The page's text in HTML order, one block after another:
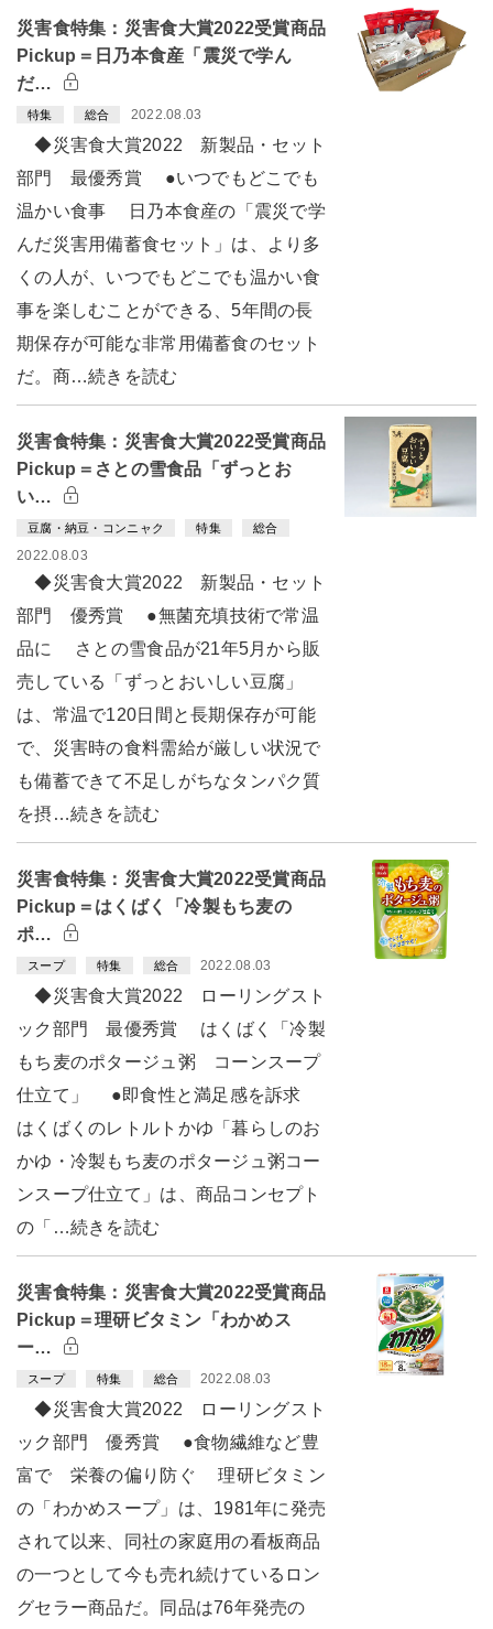
災害食特集：災害食大賞2022受賞商品
Pickup＝日乃本食産「震災で学ん
だ…
特集 総合 2022.08.03
◆災害食大賞2022 新製品・セット
部門 最優秀賞 ●いつでもどこでも
温かい食事 日乃本食産の「震災で学
んだ災害用備蓄食セット」は、より多
くの人が、いつでもどこでも温かい食
事を楽しむことができる、5年間の長
期保存が可能な非常用備蓄食のセット
だ。商…続きを読む
災害食特集：災害食大賞2022受賞商品
Pickup＝さとの雪食品「ずっとお
い…
豆腐・納豆・コンニャク 特集 総合
2022.08.03
◆災害食大賞2022 新製品・セット
部門 優秀賞 ●無菌充填技術で常温
品に さとの雪食品が21年5月から販
売している「ずっとおいしい豆腐」
は、常温で120日間と長期保存が可能
で、災害時の食料需給が厳しい状況で
も備蓄できて不足しがちなタンパク質
を摂…続きを読む
災害食特集：災害食大賞2022受賞商品
Pickup＝はくばく「冷製もち麦の
ポ…
スープ 特集 総合 2022.08.03
◆災害食大賞2022 ローリングスト
ック部門 最優秀賞 はくばく「冷製
もち麦のポタージュ粥 コーンスープ
仕立て」 ●即食性と満足感を訴求
はくばくのレトルトかゆ「暮らしのお
かゆ・冷製もち麦のポタージュ粥コー
ンスープ仕立て」は、商品コンセプト
の「…続きを読む
災害食特集：災害食大賞2022受賞商品
Pickup＝理研ビタミン「わかめス
ー…
スープ 特集 総合 2022.08.03
◆災害食大賞2022 ローリングスト
ック部門 優秀賞 ●食物繊維など豊
富で 栄養の偏り防ぐ 理研ビタミン
の「わかめスープ」は、1981年に発売
されて以来、同社の家庭用の看板商品
の一つとして今も売れ続けているロン
グセラー商品だ。同品は76年発売の